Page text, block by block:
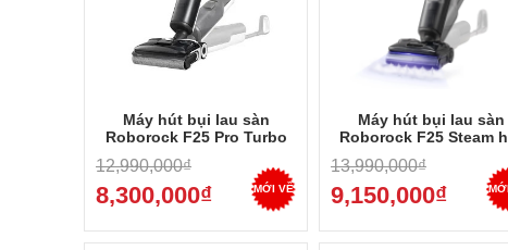
Máy hút bụi lau sàn
Roborock F25 Pro Turbo
25.000Pa chính hãng giá
rẻ
12,990,000₫
8,300,000₫ MỚI VỀ
Máy hút bụi lau sàn
Roborock F25 Steam
nước 180°C chính
13,990,000₫
9,150,000₫